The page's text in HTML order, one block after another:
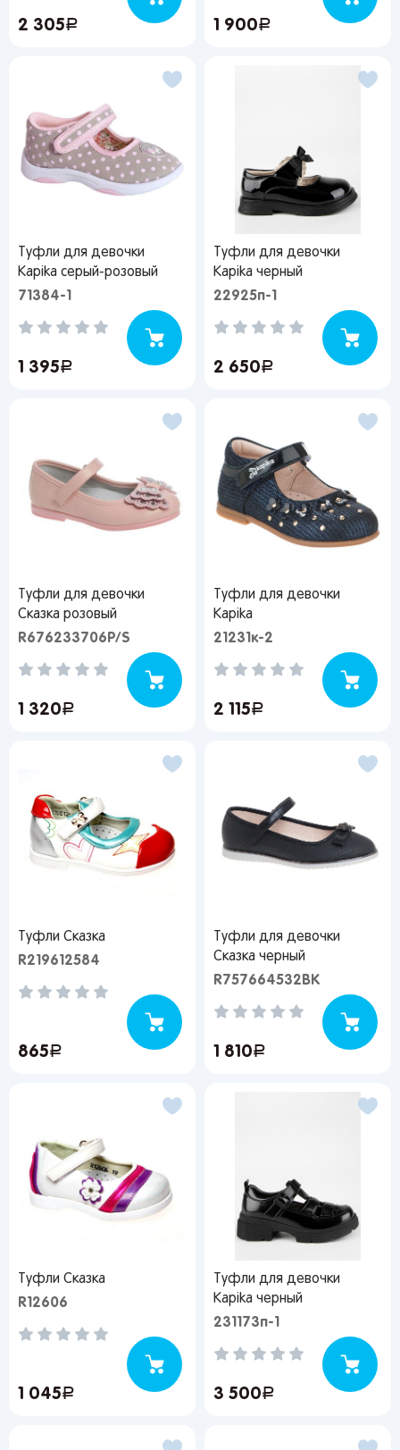
2 305руб. 1 900руб.
Туфли для девочки
Kapika серый-розовый
71384-1
1 395руб.
Туфли для девочки
Kapika черный
22925п-1
2 650руб.
Туфли для девочки
Сказка розовый
R676233706P/S
1 320руб.
Туфли для девочки
Kapika
21231к-2
2 115руб.
Туфли Сказка
R219612584
865руб.
Туфли для девочки
Сказка черный
R757664532BK
1 810руб.
Туфли Сказка
R12606
1 045руб.
Туфли для девочки
Kapika черный
231173п-1
3 500руб.
Вы сможете отслеживать статус своих
заказов и получать индивидуальные
рекомендации
От выбранного региона зависят доступные
способы доставки, их стоимость и наличие
товаров
Краснодар